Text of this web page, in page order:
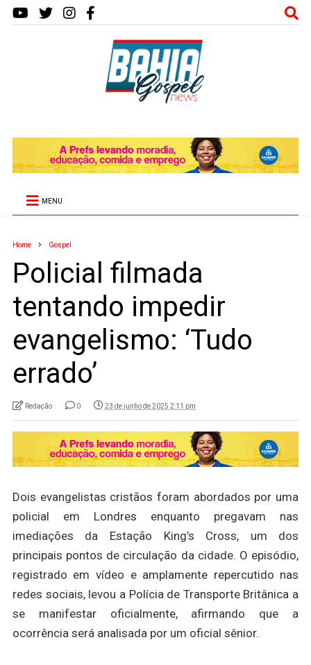
MENU
Home Gospel
Policial filmada
tentando impedir
evangelismo: ‘Tudo
errado’
Redação 0 23 de junho de 2025 2:11 pm
Dois evangelistas cristãos foram abordados por uma
policial em Londres enquanto pregavam nas
imediações da Estação King’s Cross, um dos
principais pontos de circulação da cidade. O episódio,
registrado em vídeo e amplamente repercutido nas
redes sociais, levou a Polícia de Transporte Britânica a
se manifestar oficialmente, afirmando que a
ocorrência será analisada por um oficial sênior.